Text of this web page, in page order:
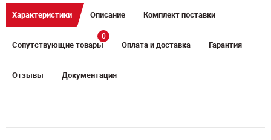
Характеристики Описание Комплект поставки
Сопутствующие товары
0
Оплата и доставка Гарантия
Отзывы Документация